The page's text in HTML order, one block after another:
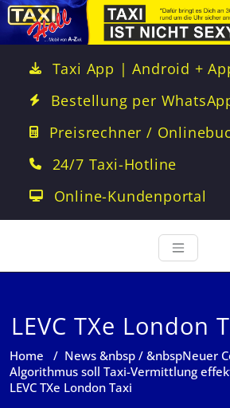
Taxi App | Android +
Bestellung per
Preisrechner /
24/7 Taxi-Hotline
Online-Kundenportal
LEVC TXe London
Home / News &nbsp / &nbspNeuer
Algorithmus soll Taxi-Vermittlung
LEVC TXe London Taxi